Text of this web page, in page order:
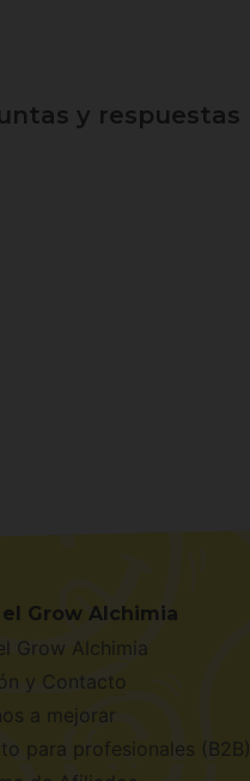
y respuestas
Grow Alchimia
Grow Alchimia
y Contacto
a mejorar
para profesionales (B2B)